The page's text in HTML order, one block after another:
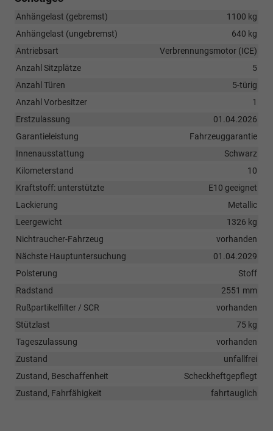
Anhängelast (gebremst)
1100 kg
Anhängelast (ungebremst)
640 kg
Antriebsart
Verbrennungsmotor (ICE)
Anzahl Sitzplätze
5
Anzahl Türen
5-türig
Anzahl Vorbesitzer
1
Erstzulassung
01.04.2026
Garantieleistung
Fahrzeuggarantie
Innenausstattung
Schwarz
Kilometerstand
10
Kraftstoff: unterstützte
E10 geeignet
Lackierung
Metallic
Leergewicht
1326 kg
Nichtraucher-Fahrzeug
vorhanden
Nächste Hauptuntersuchung
01.04.2029
Polsterung
Stoff
Radstand
2551 mm
Rußpartikelfilter / SCR
vorhanden
Stützlast
75 kg
Tageszulassung
vorhanden
Zustand
unfallfrei
Zustand, Beschaffenheit
Scheckheftgepflegt
Zustand, Fahrfähigkeit
fahrtauglich